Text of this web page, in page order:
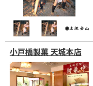
小戸橋製菓 天城本店